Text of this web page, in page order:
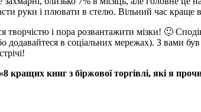
руки і плювати в стелю. Вільний час краще
і пора розвантажити мізки! 🙂
додавайтеся в соціальних мережах). З вами
кращих книг з біржової торгівлі, які я